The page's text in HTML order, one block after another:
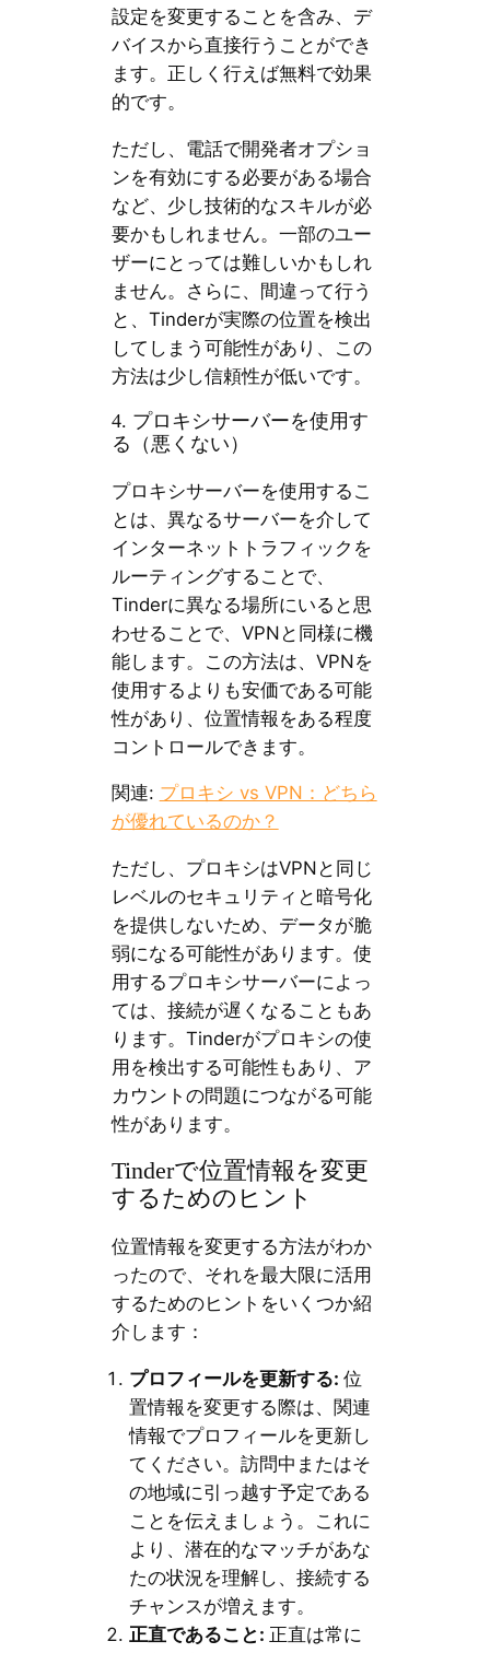
設定を変更することを含み、デ
バイスから直接行うことができ
ます。正しく行えば無料で効果
的です。
ただし、電話で開発者オプショ
ンを有効にする必要がある場合
など、少し技術的なスキルが必
要かもしれません。一部のユー
ザーにとっては難しいかもしれ
ません。さらに、間違って行う
と、Tinderが実際の位置を検出
してしまう可能性があり、この
方法は少し信頼性が低いです。
4. プロキシサーバーを使用す
る（悪くない）
プロキシサーバーを使用するこ
とは、異なるサーバーを介して
インターネットトラフィックを
ルーティングすることで、
Tinderに異なる場所にいると思
わせることで、VPNと同様に機
能します。この方法は、VPNを
使用するよりも安価である可能
性があり、位置情報をある程度
コントロールできます。
関連: プロキシ vs VPN：どちら
が優れているのか？
ただし、プロキシはVPNと同じ
レベルのセキュリティと暗号化
を提供しないため、データが脆
弱になる可能性があります。使
用するプロキシサーバーによっ
ては、接続が遅くなることもあ
ります。Tinderがプロキシの使
用を検出する可能性もあり、ア
カウントの問題につながる可能
性があります。
Tinderで位置情報を変更
するためのヒント
位置情報を変更する方法がわか
ったので、それを最大限に活用
するためのヒントをいくつか紹
介します：
プロフィールを更新する: 位
置情報を変更する際は、関連
情報でプロフィールを更新し
てください。訪問中またはそ
の地域に引っ越す予定である
ことを伝えましょう。これに
より、潜在的なマッチがあな
たの状況を理解し、接続する
チャンスが増えます。
正直であること: 正直は常に